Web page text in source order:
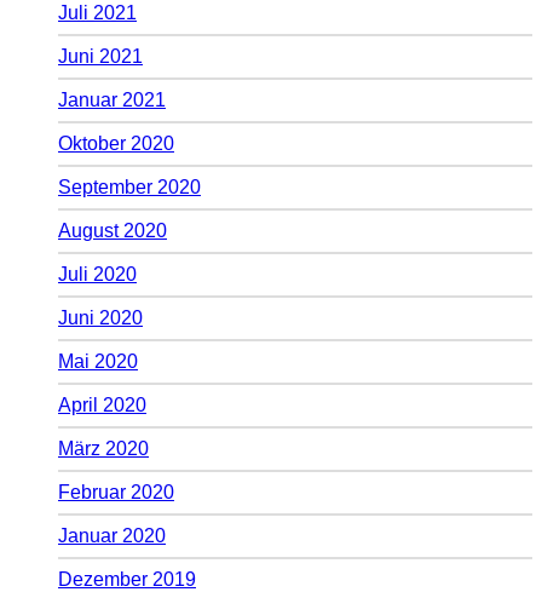
Juli 2021
Juni 2021
Januar 2021
Oktober 2020
September 2020
August 2020
Juli 2020
Juni 2020
Mai 2020
April 2020
März 2020
Februar 2020
Januar 2020
Dezember 2019